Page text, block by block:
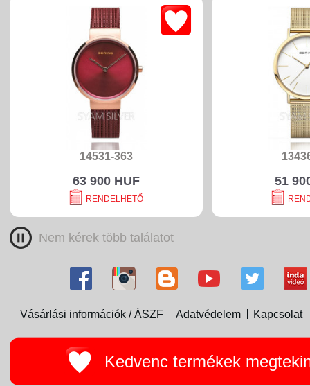
14531-363
63 900 HUF
RENDELHETŐ
51
Nem kérek több találatot
Vásárlási információk / ÁSZF Adatvédelem Kapcsolat
Kedvenc termékek